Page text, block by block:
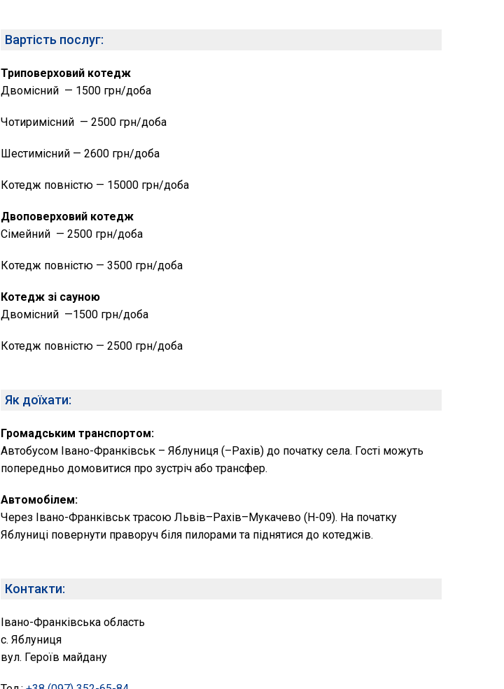
Вартість послуг:
Триповерховий котедж
Двомісний — 1500 грн/доба
Чотиримісний — 2500 грн/доба
Шестимісний — 2600 грн/доба
Котедж повністю — 15000 грн/доба
Двоповерховий котедж
Сімейний — 2500 грн/доба
Котедж повністю — 3500 грн/доба
Котедж зі сауною
Двомісний —1500 грн/доба
Котедж повністю — 2500 грн/доба
Як доїхати:
Громадським транспортом:
Автобусом Івано-Франківськ – Яблуниця (–Рахів) до початку села. Гості можуть
попередньо домовитися про зустріч або трансфер.
Автомобілем:
Через Івано-Франківськ трасою Львів–Рахів–Мукачево (H-09). На початку
Яблуниці повернути праворуч біля пилорами та піднятися до котеджів.
Контакти:
Івано-Франківська область
с. Яблуниця
вул. Героїв майдану